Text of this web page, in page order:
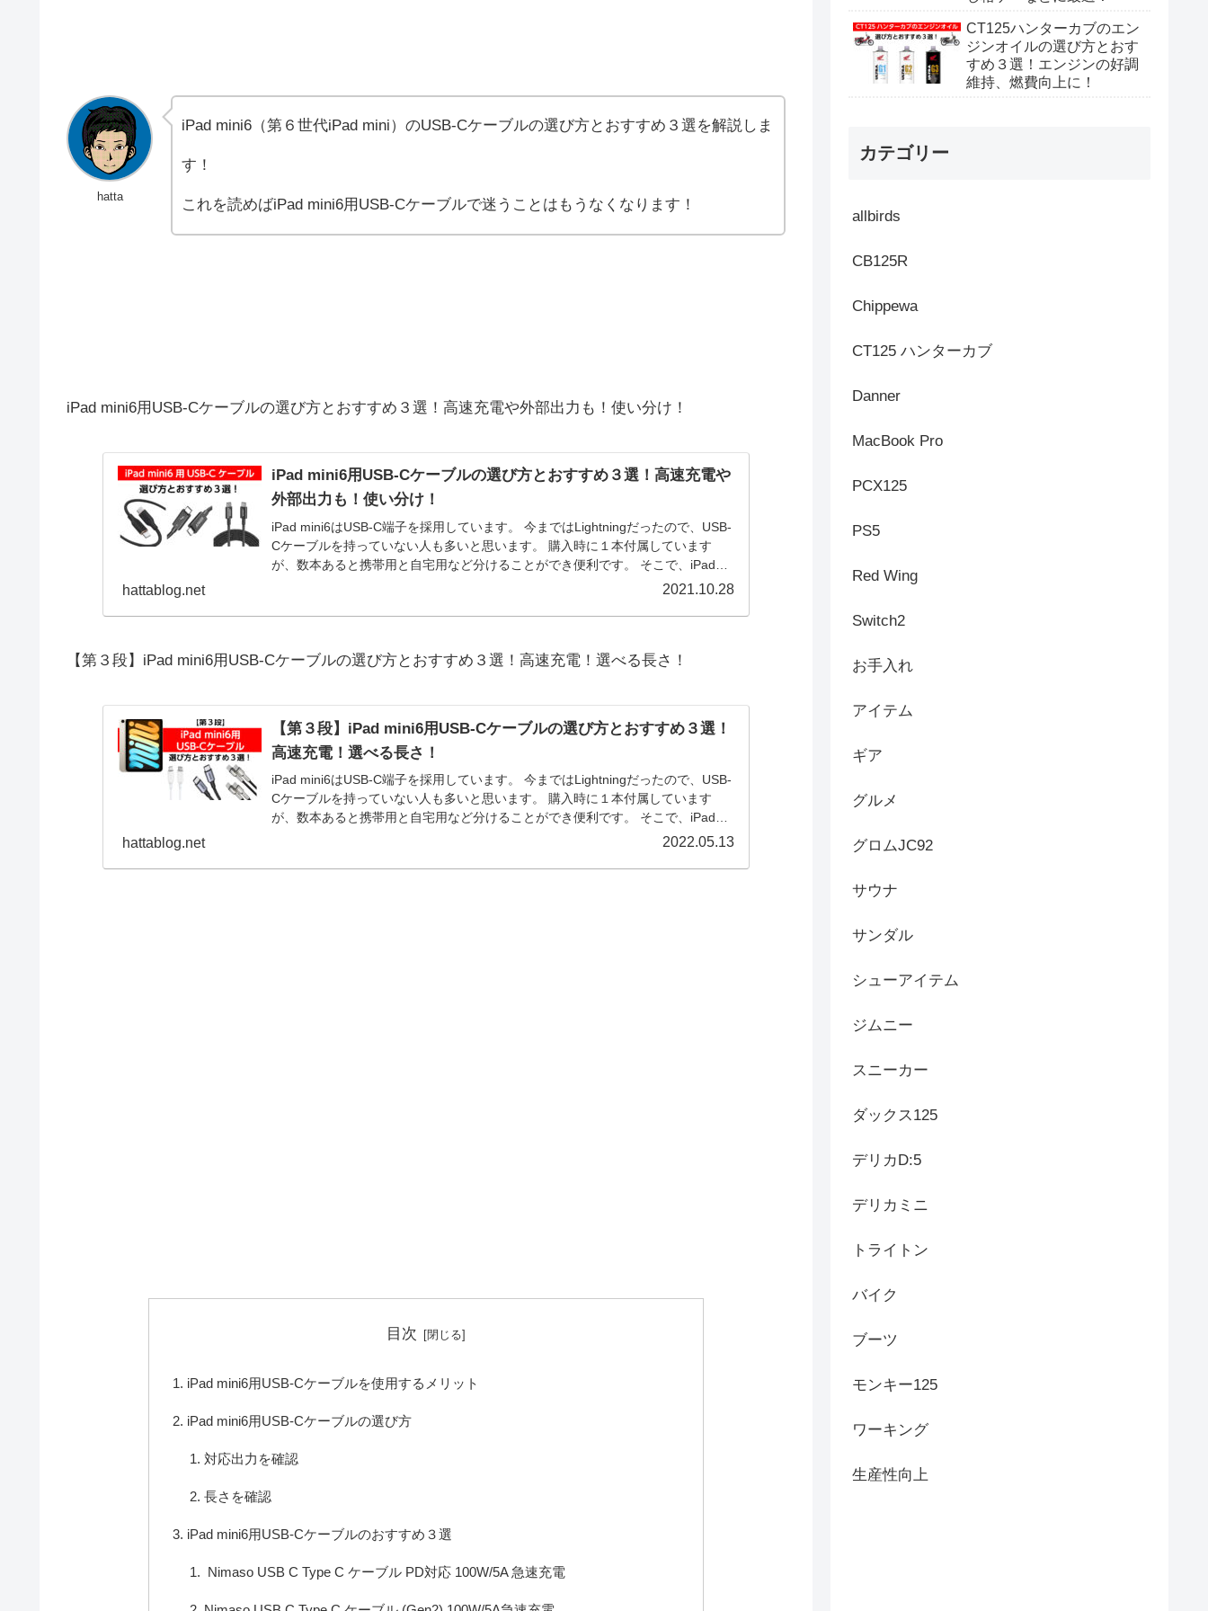
hatta
iPad mini6（第６世代iPad mini）のUSB-Cケーブルの選び方とおすすめ３選を解説しま
す！
これを読めばiPad mini6用USB-Cケーブルで迷うことはもうなくなります！
iPad mini6用USB-Cケーブルの選び方とおすすめ３選！高速充電や外部出力も！使い分け！
iPad mini6用USB-Cケーブルの選び方とおすすめ３選！高速充電や
外部出力も！使い分け！
iPad mini6はUSB-C端子を採用しています。 今まではLightningだったので、USB-
Cケーブルを持っていない人も多いと思います。 購入時に１本付属しています
が、数本あると携帯用と自宅用など分けることができ便利です。 そこで、iPad
hattablog.net 2021.10.28
【第３段】iPad mini6用USB-Cケーブルの選び方とおすすめ３選！高速充電！選べる長さ！
【第３段】iPad mini6用USB-Cケーブルの選び方とおすすめ３選！
高速充電！選べる長さ！
iPad mini6はUSB-C端子を採用しています。 今まではLightningだったので、USB-
Cケーブルを持っていない人も多いと思います。 購入時に１本付属しています
が、数本あると携帯用と自宅用など分けることができ便利です。 そこで、iPad
hattablog.net 2022.05.13
目次
iPad mini6用USB-Cケーブルを使用するメリット
iPad mini6用USB-Cケーブルの選び方
対応出力を確認
長さを確認
iPad mini6用USB-Cケーブルのおすすめ３選
Nimaso USB C Type C ケーブル PD対応 100W/5A 急速充電
CT125ハンターカブのエン
ジンオイルの選び方とおす
すめ３選！エンジンの好調
維持、燃費向上に！
カテゴリー
allbirds
CB125R
Chippewa
CT125 ハンターカブ
Danner
MacBook Pro
PCX125
PS5
Red Wing
Switch2
お手入れ
アイテム
ギア
グルメ
グロムJC92
サウナ
サンダル
シューアイテム
ジムニー
スニーカー
ダックス125
デリカD:5
デリカミニ
トライトン
バイク
ブーツ
モンキー125
ワーキング
生産性向上